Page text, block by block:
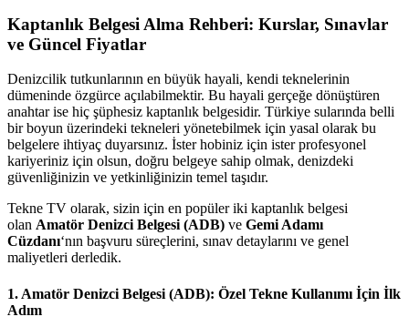
Kaptanlık Belgesi Alma Rehberi: Kurslar, Sınavlar
ve Güncel Fiyatlar
Denizcilik tutkunlarının en büyük hayali, kendi teknelerinin
dümeninde özgürce açılabilmektir. Bu hayali gerçeğe dönüştüren
anahtar ise hiç şüphesiz kaptanlık belgesidir. Türkiye sularında belli
bir boyun üzerindeki tekneleri yönetebilmek için yasal olarak bu
belgelere ihtiyaç duyarsınız. İster hobiniz için ister profesyonel
kariyeriniz için olsun, doğru belgeye sahip olmak, denizdeki
güvenliğinizin ve yetkinliğinizin temel taşıdır.
Tekne TV olarak, sizin için en popüler iki kaptanlık belgesi
olan Amatör Denizci Belgesi (ADB) ve Gemi Adamı
Cüzdanı‘nın başvuru süreçlerini, sınav detaylarını ve genel
maliyetleri derledik.
1. Amatör Denizci Belgesi (ADB): Özel Tekne Kullanımı İçin İlk
Adım